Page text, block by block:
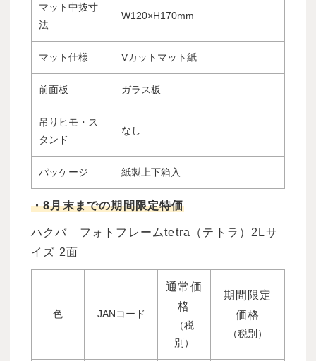
マット中抜寸
法
W120×H170mm
マット仕様 Vカットマット紙
前面板 ガラス板
吊りヒモ・ス
タンド
なし
パッケージ 紙製上下箱入
・8月末までの期間限定特価
ハクバ フォトフレームtetra（テトラ）2Lサ
イズ 2面
色 JANコード
通常価
格
（税
別）
期間限定
価格
（税別）